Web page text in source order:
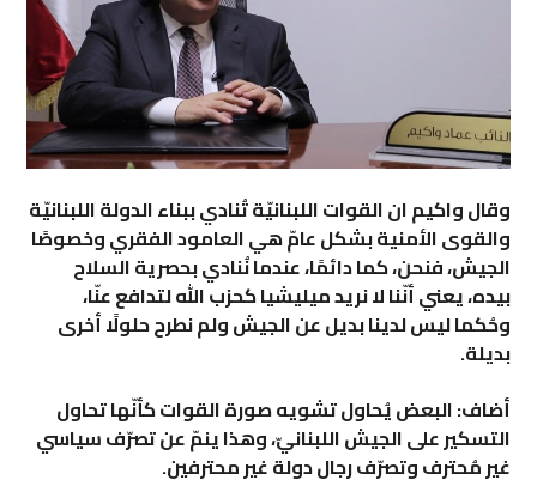
وقال واكيم ان القوات اللبنانيّة تُنادي ببناء الدولة اللبنانيّة
والقوى الأمنية بشكل عامّ هي العامود الفقري وخصوصًا
الجيش، فنحن، كما دائمًا، عندما نُنادي بحصرية السلاح
بيده، يعني أنّنا لا نريد ميليشيا كحزب الله لتدافع عنّا،
وحُكما ليس لدينا بديل عن الجيش ولم نطرح حلولًا أخرى
بديلة.
أضاف: البعض يُحاول تشويه صورة القوات كأنّها تحاول
التسكير على الجيش اللبنانيّ، وهذا ينمّ عن تصرّف سياسي
غير مُحترف وتصرّف رجال دولة غير محترفين.